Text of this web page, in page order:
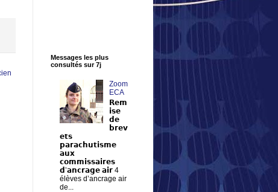
Messages les plus
consultés sur 7j
Zoom
ECA
𝗥𝗲𝗺
𝗶𝘀𝗲
𝗱𝗲
𝗯𝗿𝗲𝘃
𝗲𝘁𝘀
𝗽𝗮𝗿𝗮𝗰𝗵𝘂𝘁𝗶𝘀𝗺𝗲
𝗮𝘂𝘅
𝗰𝗼𝗺𝗺𝗶𝘀𝘀𝗮𝗶𝗿𝗲𝘀
𝗱’𝗮𝗻𝗰𝗿𝗮𝗴𝗲 𝗮𝗶𝗿 4
élèves d’ancrage air
de...